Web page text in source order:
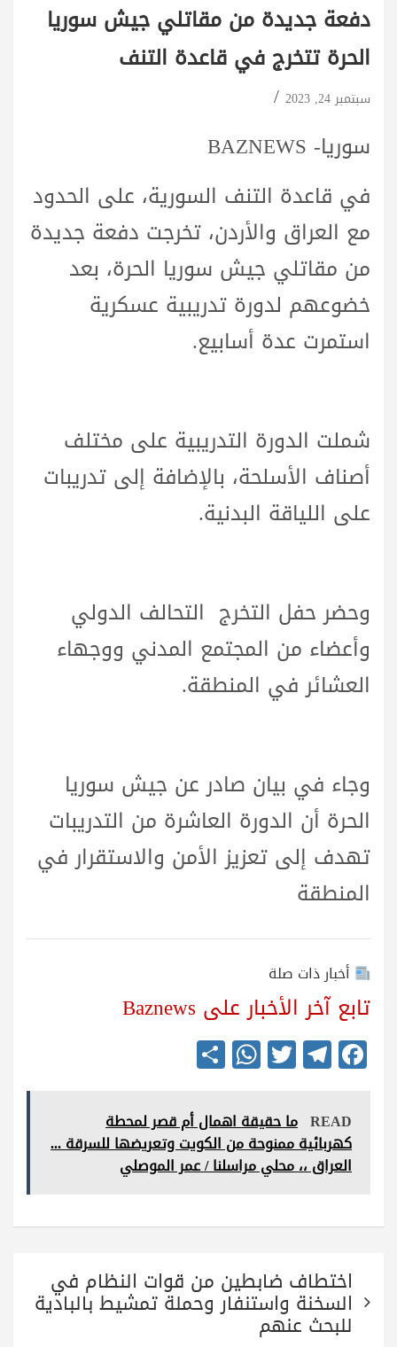
دفعة جديدة من مقاتلي جيش سوريا
الحرة تتخرج في قاعدة التنف
سبتمبر 24, 2023
سوريا- BAZNEWS
في قاعدة التنف السورية، على الحدود
مع العراق والأردن، تخرجت دفعة جديدة
من مقاتلي جيش سوريا الحرة، بعد
خضوعهم لدورة تدريبية عسكرية
استمرت عدة أسابيع.
شملت الدورة التدريبية على مختلف
أصناف الأسلحة، بالإضافة إلى تدريبات
على اللياقة البدنية.
وحضر حفل التخرج التحالف الدولي
وأعضاء من المجتمع المدني ووجهاء
العشائر في المنطقة.
وجاء في بيان صادر عن جيش سوريا
الحرة أن الدورة العاشرة من التدريبات
تهدف إلى تعزيز الأمن والاستقرار في
المنطقة
أخبار ذات صلة
تابع آخر الأخبار على Baznews
Fa
ce
bo
ok
Te
le
gr
a
m
T
wi
tte
r
W
ha
ts
A
pp
re READ ما حقيقة اهمال أم قصر لمحطة
كهربائية ممنوحة من الكويت وتعريضها للسرقة ...
العراق ،، محلي مراسلنا / عمر الموصلي
تصفّح
المقالات
اختطاف ضابطين من قوات النظام في
السخنة واستنفار وحملة تمشيط بالبادية
للبحث عنهم